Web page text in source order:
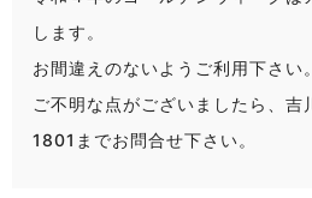
します。
お間違えのないようご利用下さい。
ご不明な点がございましたら
1801までお問合せ下さい。